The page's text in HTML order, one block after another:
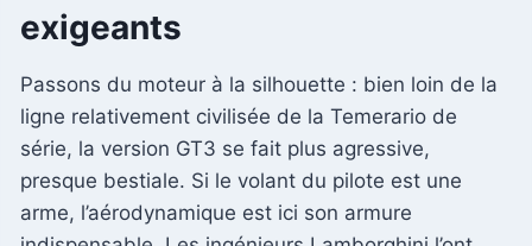
exigeants
Passons du moteur à la silhouette : bien loin de la
ligne relativement civilisée de la Temerario de
série, la version GT3 se fait plus agressive,
presque bestiale. Si le volant du pilote est une
arme, l’aérodynamique est ici son armure